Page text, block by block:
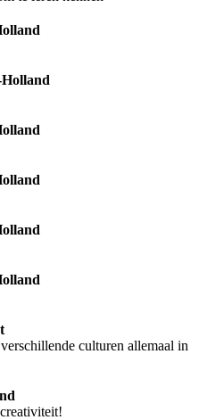
culturen allemaal in